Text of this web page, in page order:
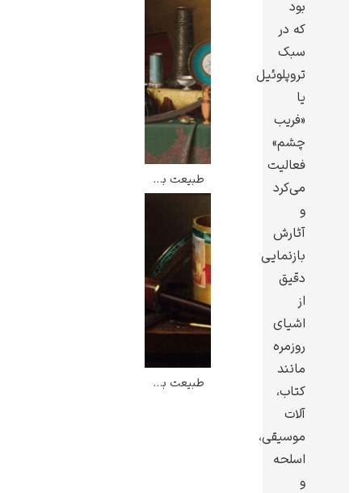
گوستاو کلیمت
ادوارد مونک
بود
که در
سبک
تروپلوئیل
یا
«فریب
چشم»
فعالیت
می‌کرد
و
آثارش
بازنمایی
دقیق
از
اشیای
روزمره
مانند
کتاب،
آلات
موسیقی،
اسلحه
و
طبیعت بی جان با عتیقه جات – ویلیام هارنت
طبیعت بی جان – ویلیام هارنت